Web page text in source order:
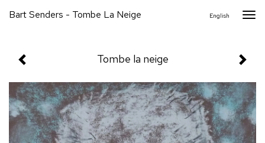
Bart Senders - Tombe La Neige English
Tombe la neige